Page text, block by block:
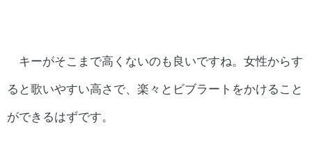
キーがそこまで高くないのも良いですね。女性からす
ると歌いやすい高さで、楽々とビブラートをかけること
ができるはずです。